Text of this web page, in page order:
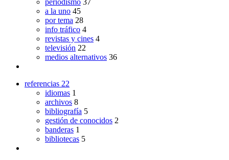
a la uno 45
por tema 28
info tráfico 4
revistas y cines 4
televisión 22
medios alternativos 36
referencias 22
idiomas 1
archivos 8
bibliografía 5
gestión de conocidos 2
banderas 1
bibliotecas 5